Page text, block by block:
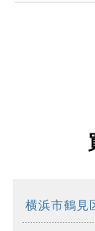
横浜市鶴見